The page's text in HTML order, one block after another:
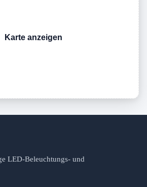
Karte anzeigen
LED-Beleuchtungs- und